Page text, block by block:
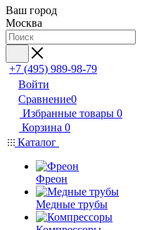
Ваш город
Москва
+7 (495) 989-98-79
Войти
Сравнение0
Избранные товары 0
Корзина 0
Каталог
Фреон
Медные трубы